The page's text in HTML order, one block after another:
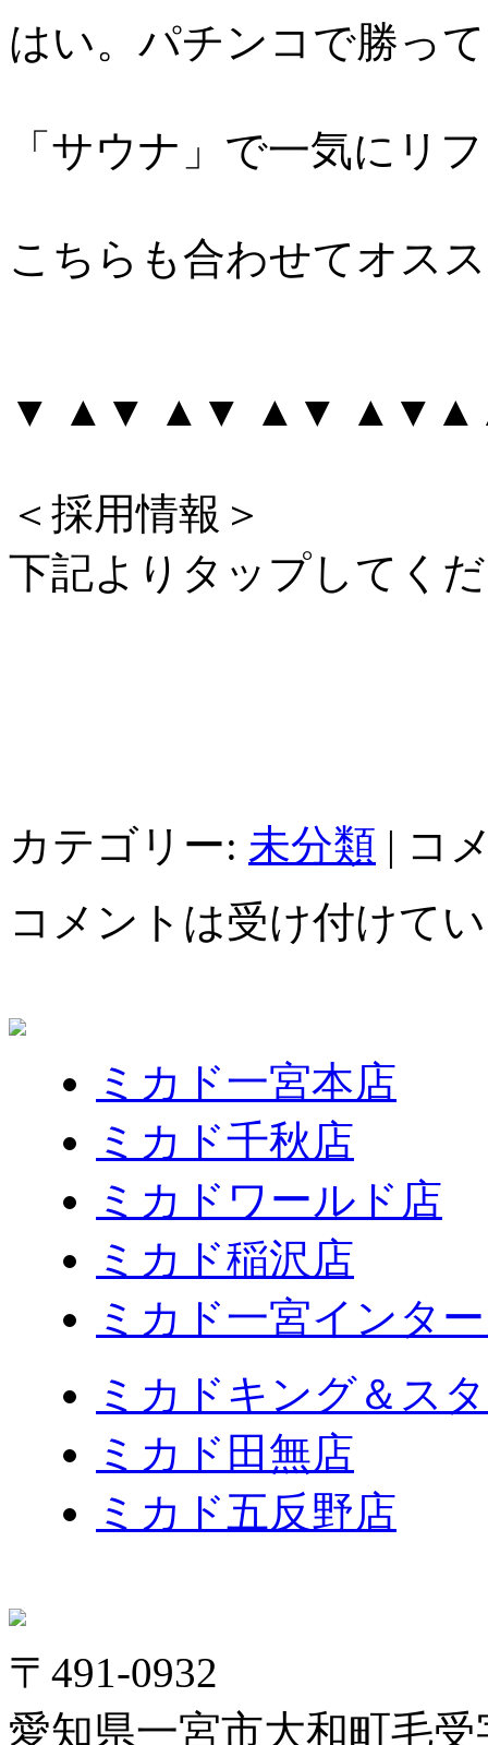
はい。パチンコで勝っ
「サウナ」で一気にリ
こちらも合わせてオス
▼ ▲▼ ▲▼ ▲▼
＜採用情報＞
下記よりタップしてく
カテゴリー: 未分類 | コ
コメントは受け付けて
ミカド一宮本店
ミカド千秋店
ミカドワールド店
ミカド稲沢店
ミカド一宮インタ
ミカドキング＆ス
ミカド田無店
ミカド五反野店
〒491-0932
愛知県一宮市大和町毛受